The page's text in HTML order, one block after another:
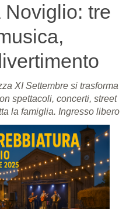
tre
XI Settembre si trasforma
spettacoli, concerti, street
la famiglia. Ingresso libero